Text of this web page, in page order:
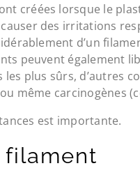
créées lorsque le
des irritations
d’un
peuvent également
plus sûrs, d’autres
carcinogènes
est importante.
filament